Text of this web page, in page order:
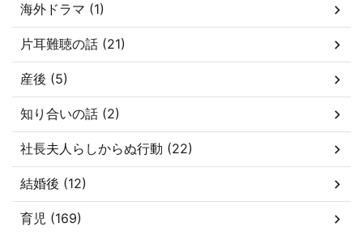
海外ドラマ (1)
片耳難聴の話 (21)
産後 (5)
知り合いの話 (2)
社長夫人らしからぬ行動 (22)
結婚後 (12)
育児 (169)